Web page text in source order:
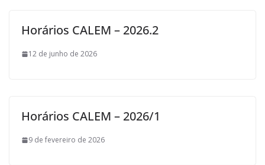
Horários CALEM – 2026.2
12 de junho de 2026
Horários CALEM – 2026/1
9 de fevereiro de 2026